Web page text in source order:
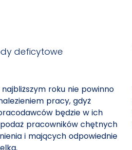
deficytowe
roku nie powinno
pracy, gdyż
będzie w ich
pracowników chętnych
i mających odpowiednie